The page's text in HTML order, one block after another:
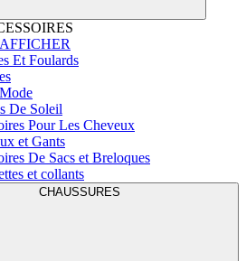
Et Foulards
De Soleil
Pour Les Cheveux
et Gants
De Sacs et Breloques
et collants
CHAUSSURES